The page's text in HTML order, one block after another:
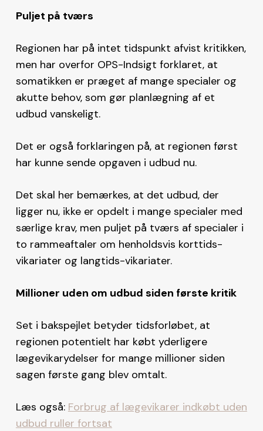
Puljet på tværs
Regionen har på intet tidspunkt afvist kritikken,
men har overfor OPS-Indsigt forklaret, at
somatikken er præget af mange specialer og
akutte behov, som gør planlægning af et
udbud vanskeligt.
Det er også forklaringen på, at regionen først
har kunne sende opgaven i udbud nu.
Det skal her bemærkes, at det udbud, der
ligger nu, ikke er opdelt i mange specialer med
særlige krav, men puljet på tværs af specialer i
to rammeaftaler om henholdsvis korttids-
vikariater og langtids-vikariater.
Millioner uden om udbud siden første kritik
Set i bakspejlet betyder tidsforløbet, at
regionen potentielt har købt yderligere
lægevikarydelser for mange millioner siden
sagen første gang blev omtalt.
Læs også: Forbrug af lægevikarer indkøbt uden
udbud ruller fortsat